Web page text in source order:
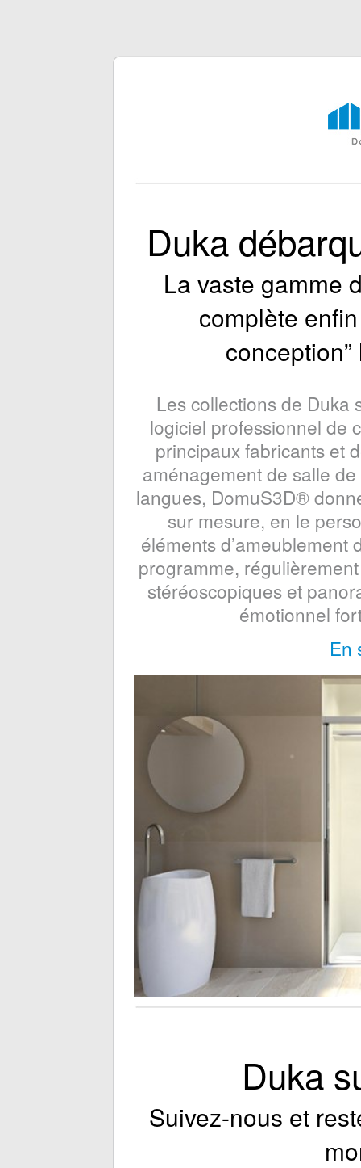
Duka
La vaste gamme
complète
Les collections de
logiciel professionnel de
principaux fabricants et
aménagement de salle
langues, DomuS3D®
sur mesure, en le
éléments d’ameublement
programme,
stéréoscopiques et
émotionnel
En
Duka
Suivez-nous et